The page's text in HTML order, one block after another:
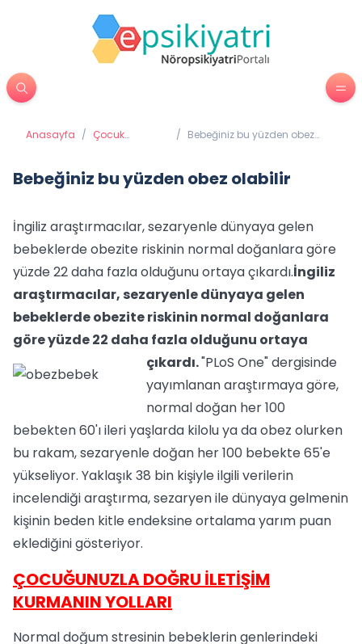
Anasayfa / Çocuk
/ Bebeğiniz bu yüzden obez
Bebeğiniz bu yüzden obez olabilir
İngiliz araştırmacılar, sezaryenle dünyaya gelen
bebeklerde obezite riskinin normal doğanlara göre
yüzde 22 daha fazla olduğunu ortaya çıkardı.İngiliz
araştırmacılar, sezaryenle dünyaya gelen
bebeklerde obezite riskinin normal doğanlara
göre yüzde 22 daha fazla olduğunu ortaya
çıkardı."PLoS One" dergisinde
yayımlanan araştırmaya göre,
normal doğan her 100
bebekten 60'ı ileri yaşlarda kilolu ya da obez olurken
bu rakam, sezaryenle doğan her 100 bebekte 65'e
yükseliyor. Yaklaşık 38 bin kişiyle ilgili verilerin
incelendiği araştırma, sezaryen ile dünyaya gelmenin
kişinin beden kitle endeksine ortalama yarım puan
eklediğini gösteriyor.
ÇOCUĞUNUZLA DOĞRU İLETİŞİM
KURMANIN YOLLARI
Normal doğum stresinin bebeklerin genlerindeki